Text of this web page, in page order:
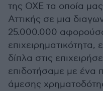
της ΟΧΕ τα οποία
Αττικής σε μια
25.000.000
δίπλα στις
επιδοτήσαμε με ένα
άμεσης